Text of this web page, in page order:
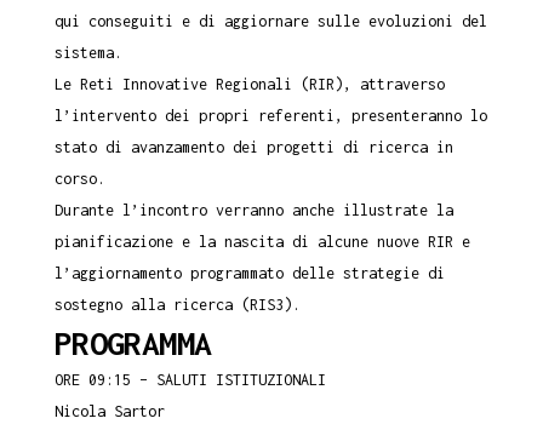
qui conseguiti e di aggiornare sulle evoluzioni del
sistema.
Le Reti Innovative Regionali (RIR), attraverso
l’intervento dei propri referenti, presenteranno lo
stato di avanzamento dei progetti di ricerca in
corso.
Durante l’incontro verranno anche illustrate la
pianificazione e la nascita di alcune nuove RIR e
l’aggiornamento programmato delle strategie di
sostegno alla ricerca (RIS3).
PROGRAMMA
ORE 09:15 – SALUTI ISTITUZIONALI
Nicola Sartor